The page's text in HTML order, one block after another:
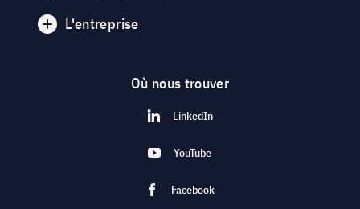
L'entreprise
Où nous trouver
LinkedIn
YouTube
Facebook